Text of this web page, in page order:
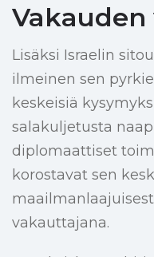
Lisäksi Israelin
ilmeinen sen
keskeisiä
salakuljetusta
diplomaattiset
korostavat sen
vakauttajana.